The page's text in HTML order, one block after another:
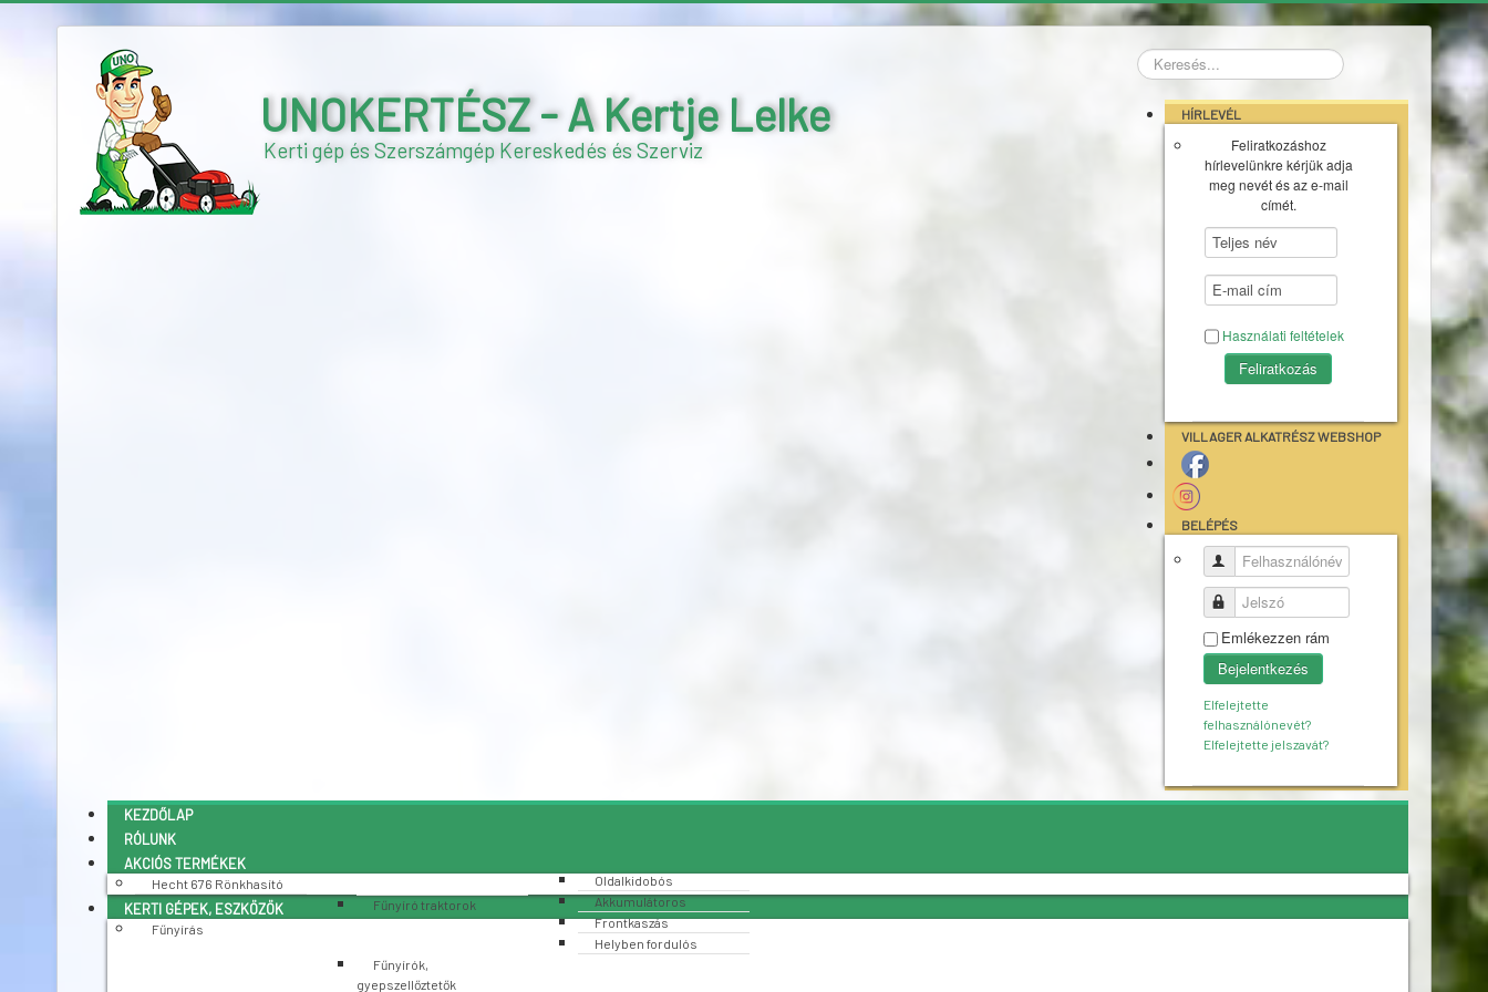
UNOKERTÉSZ - A Kertje Lelke
Kerti gép és Szerszámgép Kereskedés és Szerviz
Keresés...
HÍRLEVÉL
Feliratkozáshoz
hírlevelünkre kérjük adja
meg nevét és az e-mail
címét.
Használati feltételek
VILLAGER ALKATRÉSZ WEBSHOP
BELÉPÉS
Felhasználónév
Jelszó
Emlékezzen rám
Bejelentkezés
Elfelejtette
felhasználónevét?
Elfelejtette jelszavát?
KEZDŐLAP
RÓLUNK
AKCIÓS TERMÉKEK
Hecht 676 Rönkhasító
KERTI GÉPEK, ESZKÖZÖK
Fűnyírás
Fűnyíró traktorok
Oldalkidobós
Akkumulátoros
Frontkaszás
Helyben fordulós
Fűnyírók,
gyepszellőztetők